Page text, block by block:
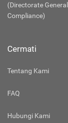
(Directorate
Compliance)
Cermati
Tentang Kami
FAQ
Hubungi Kami